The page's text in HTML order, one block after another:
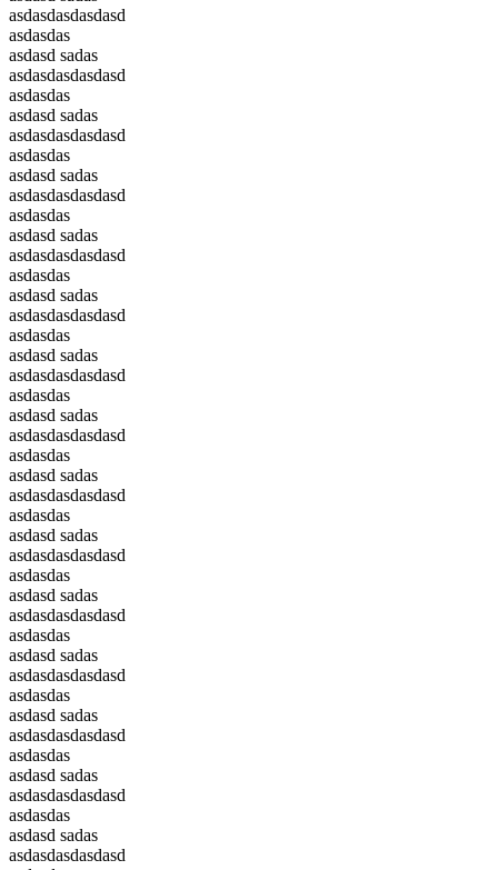
asdasdasdasdasd
asdasdas
asdasd sadas
asdasdasdasdasd
asdasdas
asdasd sadas
asdasdasdasdasd
asdasdas
asdasd sadas
asdasdasdasdasd
asdasdas
asdasd sadas
asdasdasdasdasd
asdasdas
asdasd sadas
asdasdasdasdasd
asdasdas
asdasd sadas
asdasdasdasdasd
asdasdas
asdasd sadas
asdasdasdasdasd
asdasdas
asdasd sadas
asdasdasdasdasd
asdasdas
asdasd sadas
asdasdasdasdasd
asdasdas
asdasd sadas
asdasdasdasdasd
asdasdas
asdasd sadas
asdasdasdasdasd
asdasdas
asdasd sadas
asdasdasdasdasd
asdasdas
asdasd sadas
asdasdasdasdasd
asdasdas
asdasd sadas
asdasdasdasdasd